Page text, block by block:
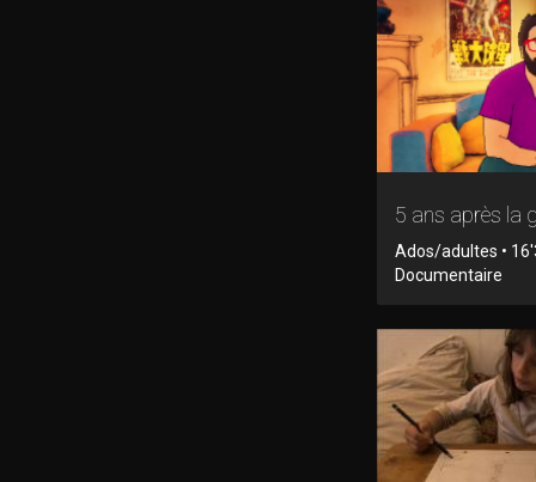
5 ans après la
Ados/adultes •
Documentaire